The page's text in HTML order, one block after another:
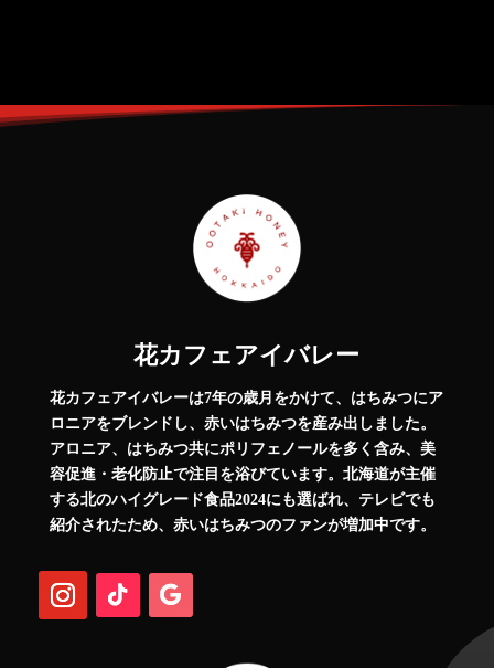
花カフェアイバレー
花カフェアイバレーは7年の歳月をかけて、はちみつにア
ロニアをブレンドし、赤いはちみつを産み出しました。
アロニア、はちみつ共にポリフェノールを多く含み、美
容促進・老化防止で注目を浴びています。北海道が主催
する北のハイグレード食品2024にも選ばれ、テレビでも
紹介されたため、赤いはちみつのファンが増加中です。